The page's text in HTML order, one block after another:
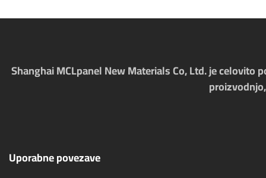
Shanghai MCLpanel New Materials Co, Ltd. je
Uporabne povezave